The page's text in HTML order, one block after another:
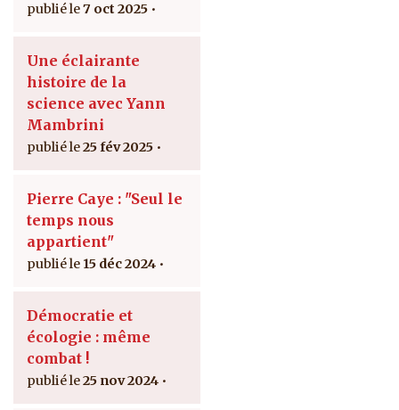
7 oct 2025
Une éclairante
histoire de la
science avec Yann
Mambrini
25 fév 2025
Pierre Caye : "Seul le
temps nous
appartient"
15 déc 2024
Démocratie et
écologie : même
combat !
25 nov 2024